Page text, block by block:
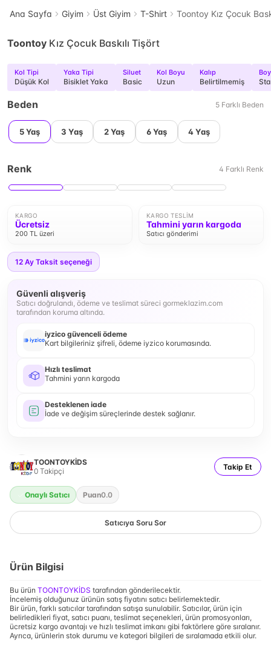
Ana Sayfa Giyim Üst Giyim T-Shirt Toontoy Kız Çocuk
Toontoy Kız Çocuk Baskılı Tişört
Kol Tipi
Düşük Kol
Yaka Tipi
Bisiklet Yaka
Siluet
Basic
Kol Boyu
Uzun
Kalıp
Belirtilmemiş
Boy
Beden 5 Farklı Beden
5 Yaş 3 Yaş 2 Yaş 6 Yaş 4 Yaş
Renk 4 Farklı Renk
KARGO
Ücretsiz
200 TL üzeri
KARGO TESLIM
Tahmini yarın kargoda
Satıcı gönderimi
12 Ay Taksit seçeneği
Güvenli alışveriş
Satıcı doğrulandı, ödeme ve teslimat süreci gormeklazim.com
tarafından koruma altında.
iyzico güvenceli ödeme
Kart bilgileriniz şifreli, ödeme iyzico korumasında.
Hızlı teslimat
Tahmini yarın kargoda
Desteklenen iade
İade ve değişim süreçlerinde destek sağlanır.
TOONTOYKİDS
0 Takipçi Takip Et
Onaylı Satıcı Puan0.0
Satıcıya Soru Sor
Ürün Bilgisi
Bu ürün TOONTOYKİDS tarafından gönderilecektir.
İncelemiş olduğunuz ürünün satış fiyatını satıcı belirlemektedir.
Bir ürün, farklı satıcılar tarafından satışa sunulabilir. Satıcılar, ürün için
belirledikleri fiyat, satıcı puanı, teslimat seçenekleri, ürün promosyonları,
ücretsiz kargo avantajı ve hızlı teslimat imkanı gibi faktörlere göre sıralanır.
Ayrıca, ürünlerin stok durumu ve kategori bilgileri de sıralamada etkili olur.